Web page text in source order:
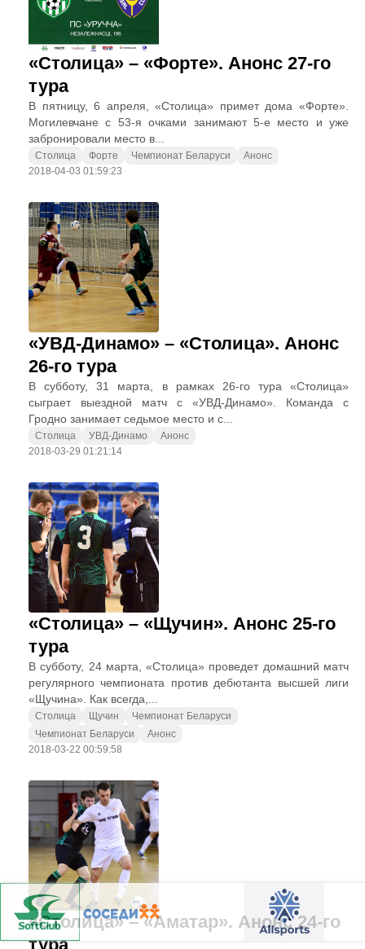
«Столица» – «Форте». Анонс 27-го
тура
В пятницу, 6 апреля, «Столица» примет дома «Форте».
Могилевчане с 53-я очками занимают 5-е место и уже
забронировали место в...
Столица Форте Чемпионат Беларуси
Анонс
2018-04-03 01:59:23
«УВД-Динамо» – «Столица». Анонс
26-го тура
В субботу, 31 марта, в рамках 26-го тура «Столица»
сыграет выездной матч с «УВД-Динамо». Команда с
Гродно занимает седьмое место и с...
Столица УВД-Динамо
Анонс
2018-03-29 01:21:14
«Столица» – «Щучин». Анонс 25-го
тура
В субботу, 24 марта, «Столица» проведет домашний матч
регулярного чемпионата против дебютанта высшей лиги
«Щучина». Как всегда,...
Столица Щучин
Чемпионат Беларуси
Чемпионат Беларуси
Анонс
2018-03-22 00:59:58
«Столица» – «Аматар». Анонс 24-го
тура